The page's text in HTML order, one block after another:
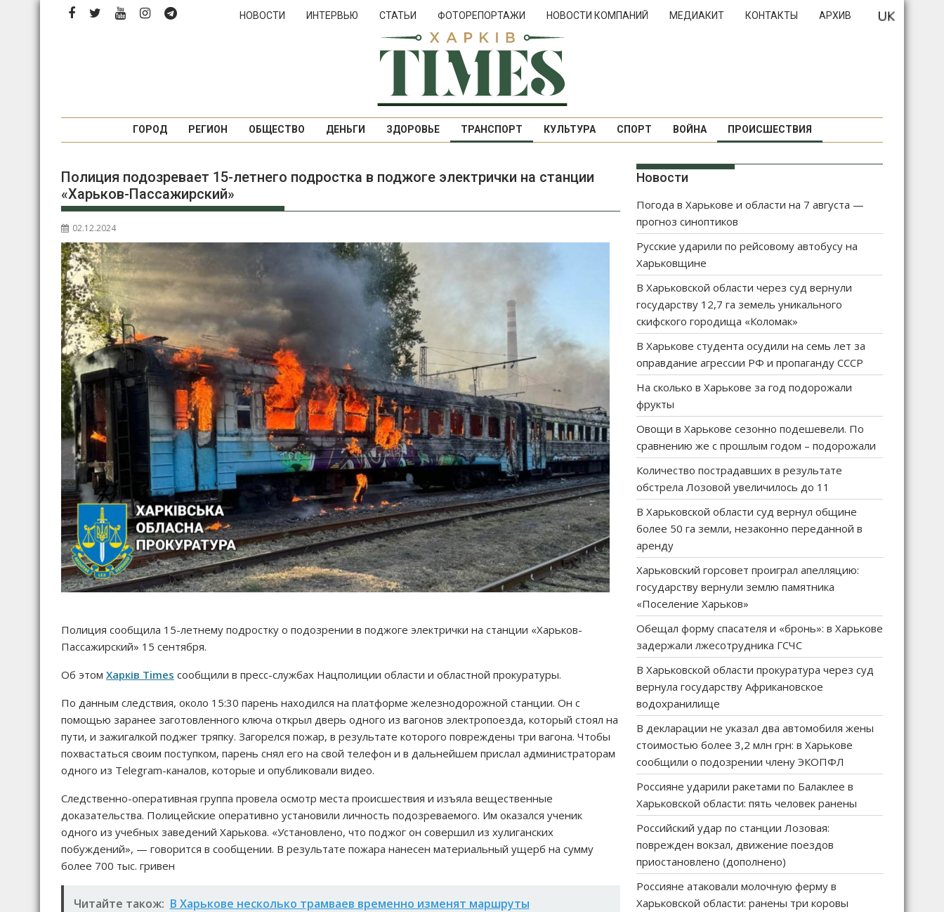
НОВОСТИ ИНТЕРВЬЮ СТАТЬИ ФОТОРЕПОРТАЖИ НОВОСТИ КОМПАНИЙ МЕДИАКИТ КОНТАКТЫ АРХИВ
ГОРОД РЕГИОН ОБЩЕСТВО ДЕНЬГИ ЗДОРОВЬЕ ТРАНСПОРТ КУЛЬТУРА СПОРТ ВОЙНА ПРОИСШЕСТВИЯ
Полиция подозревает 15-летнего подростка в поджоге электрички на станции
«Харьков-Пассажирский»
02.12.2024
Полиция сообщила 15-летнему подростку о подозрении в поджоге электрички на станции «Харьков-
Пассажирский» 15 сентября.
Об этом Харків Times сообщили в пресс-службах Нацполиции области и областной прокуратуры.
По данным следствия, около 15:30 парень находился на платформе железнодорожной станции. Он с
помощью заранее заготовленного ключа открыл дверь одного из вагонов электропоезда, который стоял на
пути, и зажигалкой поджег тряпку. Загорелся пожар, в результате которого повреждены три вагона. Чтобы
похвастаться своим поступком, парень снял его на свой телефон и в дальнейшем прислал администраторам
одного из Telegram-каналов, которые и опубликовали видео.
Следственно-оперативная группа провела осмотр места происшествия и изъяла вещественные
доказательства. Полицейские оперативно установили личность подозреваемого. Им оказался ученик
одного из учебных заведений Харькова. «Установлено, что поджог он совершил из хулиганских
побуждений», — говорится в сообщении. В результате пожара нанесен материальный ущерб на сумму
более 700 тыс. гривен
Читайте також: В Харькове несколько трамваев временно изменят маршруты
Новости
Погода в Харькове и области на 7 августа —
прогноз синоптиков
Русские ударили по рейсовому автобусу на
Харьковщине
В Харьковской области через суд вернули
государству 12,7 га земель уникального
скифского городища «Коломак»
В Харькове студента осудили на семь лет за
оправдание агрессии РФ и пропаганду СССР
На сколько в Харькове за год подорожали
фрукты
Овощи в Харькове сезонно подешевели. По
сравнению же с прошлым годом – подорожали
Количество пострадавших в результате
обстрела Лозовой увеличилось до 11
В Харьковской области суд вернул общине
более 50 га земли, незаконно переданной в
аренду
Харьковский горсовет проиграл апелляцию:
государству вернули землю памятника
«Поселение Харьков»
Обещал форму спасателя и «бронь»: в Харькове
задержали лжесотрудника ГСЧС
В Харьковской области прокуратура через суд
вернула государству Африкановское
водохранилище
В декларации не указал два автомобиля жены
стоимостью более 3,2 млн грн: в Харькове
сообщили о подозрении члену ЭКОПФЛ
Россияне ударили ракетами по Балаклее в
Харьковской области: пять человек ранены
Российский удар по станции Лозовая:
поврежден вокзал, движение поездов
приостановлено (дополнено)
Россияне атаковали молочную ферму в
Харьковской области: ранены три коровы